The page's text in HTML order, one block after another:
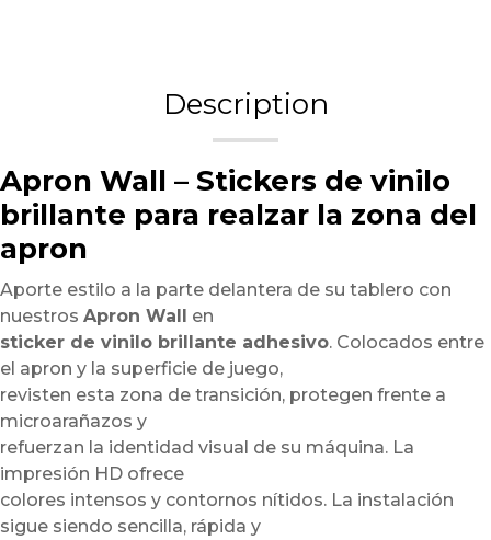
Description
Apron Wall – Stickers de vinilo
brillante para realzar la zona del
apron
Aporte estilo a la parte delantera de su tablero con
nuestros Apron Wall en
sticker de vinilo brillante adhesivo. Colocados entre
el apron y la superficie de juego,
revisten esta zona de transición, protegen frente a
microarañazos y
refuerzan la identidad visual de su máquina. La
impresión HD ofrece
colores intensos y contornos nítidos. La instalación
sigue siendo sencilla, rápida y